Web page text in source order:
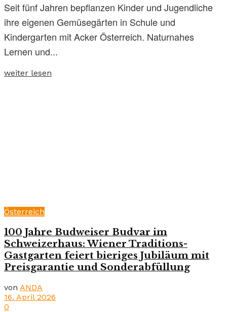
Seit fünf Jahren bepflanzen Kinder und Jugendliche
ihre eigenen Gemüsegärten in Schule und
Kindergarten mit Acker Österreich. Naturnahes
Lernen und...
weiter lesen
Österreich
100 Jahre Budweiser Budvar im
Schweizerhaus: Wiener Traditions-
Gastgarten feiert bieriges Jubiläum mit
Preisgarantie und Sonderabfüllung
von ANDA
16. April 2026
0